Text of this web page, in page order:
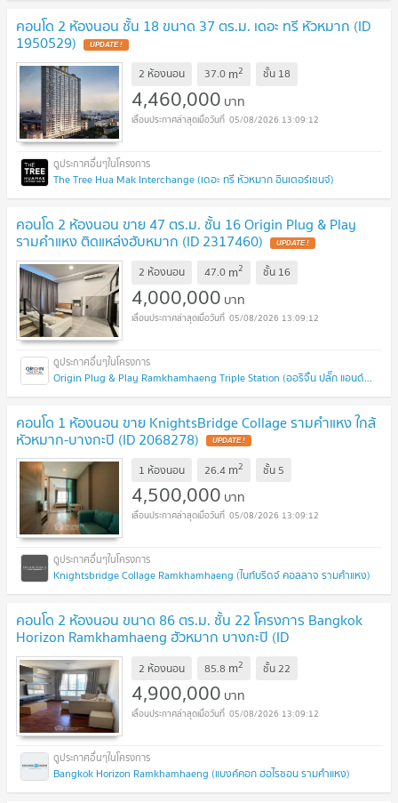
คอนโด 2 ห้องนอน ชั้น 18 ขนาด 37 ตร.ม. เดอะ ทรี หัวหมาก (ID
1950529) UPDATE !
2 ห้องนอน 37.0 m2 ชั้น 18
4,460,000 บาท
05/08/2026 13:09:12
The Tree Hua Mak Interchange (เดอะ ทรี หัวหมาก อินเตอร์เชนจ์)
คอนโด 2 ห้องนอน ขาย 47 ตร.ม. ชั้น 16 Origin Plug & Play
รามคำแหง ติดแหล่งฮับหมาก (ID 2317460) UPDATE !
2 ห้องนอน 47.0 m2 ชั้น 16
4,000,000 บาท
05/08/2026 13:09:12
Origin Plug & Play Ramkhamhaeng Triple Station (ออริจิ้น ปลั๊ก แอนด์ เพลย์ รามคำแหง ทริปเปิ้ล สเตชั่น)
คอนโด 1 ห้องนอน ขาย KnightsBridge Collage รามคำแหง ใกล้
หัวหมาก-บางกะปิ (ID 2068278) UPDATE !
1 ห้องนอน 26.4 m2 ชั้น 5
4,500,000 บาท
05/08/2026 13:09:12
Knightsbridge Collage Ramkhamhaeng (ไนท์บริดจ์ คอลลาจ รามคำแหง)
คอนโด 2 ห้องนอน ขนาด 86 ตร.ม. ชั้น 22 โครงการ Bangkok
Horizon Ramkhamhaeng ฮัวหมาก บางกะปิ (ID
2791755) UPDATE !
2 ห้องนอน 85.8 m2 ชั้น22
4,900,000 บาท
05/08/2026 13:09:12
Bangkok Horizon Ramkhamhaeng (แบงค์คอก ฮอไรซอน รามคำแหง)